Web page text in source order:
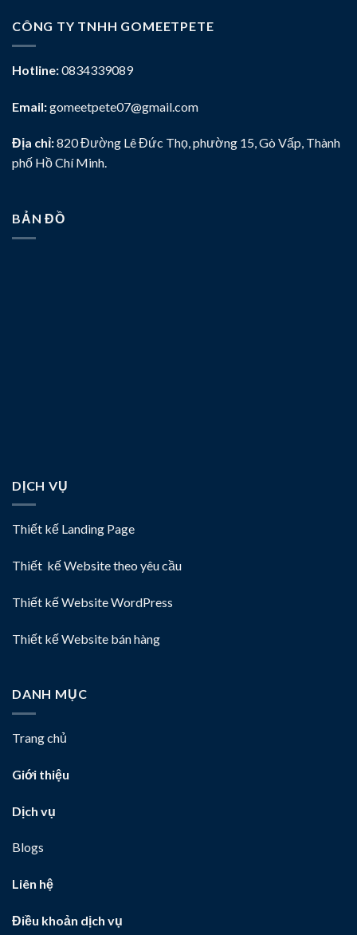
CÔNG TY TNHH GOMEETPETE
Hotline:0834339089
Email:gomeetpete07@gmail.com
Địa chỉ:820 Đường Lê Đức Thọ, phường 15, Gò Vấp, Thành
phố Hồ Chí Minh.
BẢN ĐỒ
DỊCH VỤ
Thiết kế Landing Page
Thiết kế Website theo yêu cầu
Thiết kế Website WordPress
Thiết kế Website bán hàng
DANH MỤC
Trang chủ
Giới thiệu
Dịch vụ
Blogs
Liên hệ
Điều khoản dịch vụ